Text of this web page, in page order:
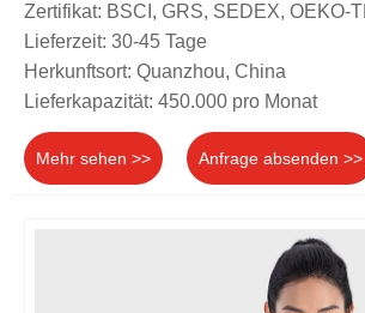
Zertifikat: BSCI, GRS, SEDEX, OEKO-
Lieferzeit: 30-45 Tage
Herkunftsort: Quanzhou, China
Lieferkapazität: 450.000 pro Monat
Mehr sehen >> Anfrage absenden >>